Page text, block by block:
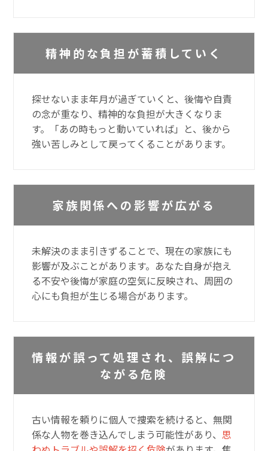
精神的な負担が蓄積していく
探せないまま年月が過ぎていくと、後悔や自責
の念が重なり、精神的な負担が大きくなりま
す。「あの時もっと動いていれば」と、後から
強い苦しみとして戻ってくることがあります。
家族関係への影響が広がる
未解決のまま引きずることで、現在の家族にも
影響が及ぶことがあります。あなた自身が抱え
る不安や後悔が家庭の空気に反映され、周囲の
心にも負担が生じる場合があります。
情報が誤って処理され、誤解につ
ながる危険
古い情報を頼りに個人で捜索を続けると、無関
係な人物を巻き込んでしまう可能性があり、思